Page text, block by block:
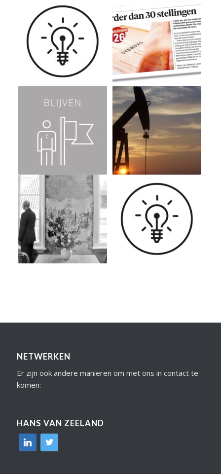
NETWERKEN
Er zijn ook andere manieren om met ons in contact te
komen:
HANS VAN ZEELAND
linkedin
twitter